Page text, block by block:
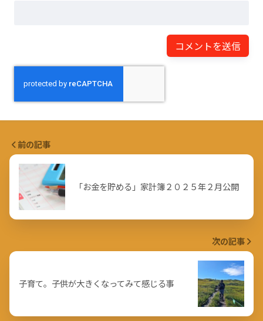
前の記事
「お金を貯める」家計簿２０２５年２月公開
次の記事
子育て。子供が大きくなってみて感じる事